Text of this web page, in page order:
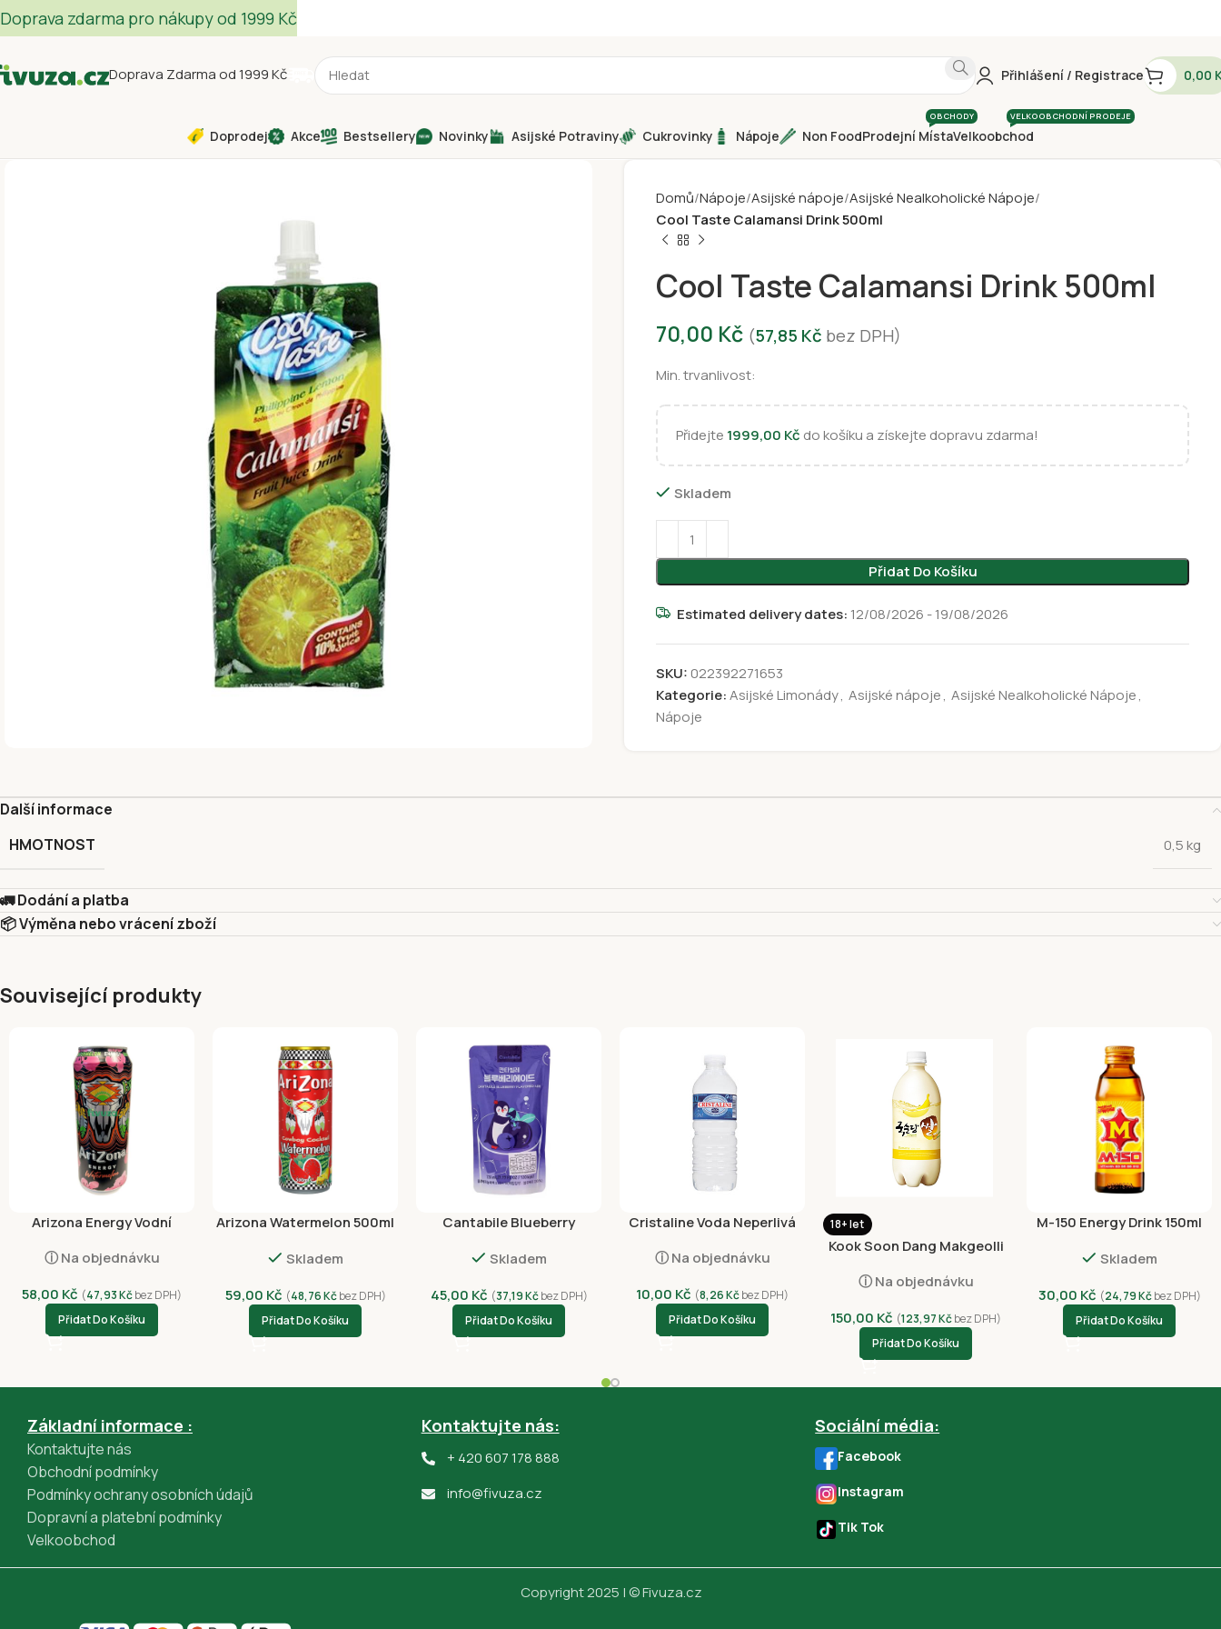
Doprava Zdarma od 1999 Kč Přihlášení / Registrace 0,00
Doprodej Akce Bestsellery Novinky Asijské Potraviny Cukrovinky Nápoje Non FoodProdejní Místa
OBCHODY
Velkoobchod
VELKOOBCHODNÍ PRODEJE
Domů Nápoje Asijské nápoje Asijské Nealkoholické Nápoje
Cool Taste Calamansi Drink 500ml
Cool Taste Calamansi Drink 500ml
70,00 Kč (57,85 Kč bez DPH)
Min. trvanlivost:
Přidejte 1999,00 Kč do košíku a získejte dopravu zdarma!
Skladem
Přidat Do Košíku
Estimated delivery dates: 12/08/2026 - 19/08/2026
SKU:022392271653
Kategorie:Asijské Limonády, Asijské nápoje, Asijské Nealkoholické Nápoje,
Nápoje
Další informace
HMOTNOST
0,5 kg
🚛 Dodání a platba
📦 Výměna nebo vrácení zboží
Související produkty
Arizona Energy Vodní
ⓘ Na objednávku
58,00 Kč (47,93Kčbez DPH)
Přidat Do Košíku
Arizona Watermelon 500ml
Skladem
59,00 Kč (48,76Kčbez DPH)
Přidat Do Košíku
Cantabile Blueberry
Skladem
45,00 Kč (37,19Kčbez DPH)
Přidat Do Košíku
Cristaline Voda Neperlivá
ⓘ Na objednávku
10,00 Kč (8,26Kčbez DPH)
Přidat Do Košíku
18+ let
Kook Soon Dang Makgeolli
ⓘ Na objednávku
150,00 Kč (123,97Kčbez DPH)
Přidat Do Košíku
M-150 Energy Drink 150ml
Skladem
30,00 Kč (24,79Kčbez DPH)
Přidat Do Košíku
Základní informace :
Kontaktujte nás
Obchodní podmínky
Podmínky ochrany osobních údajů
Dopravní a platební podmínky
Velkoobchod
Kontaktujte nás:
+ 420 607 178 888
info@fivuza.cz
Sociální média:
Facebook
Instagram
Tik Tok
Copyright 2025 | © Fivuza.cz
Doprava zdarma pro nákupy od 1999 Kč